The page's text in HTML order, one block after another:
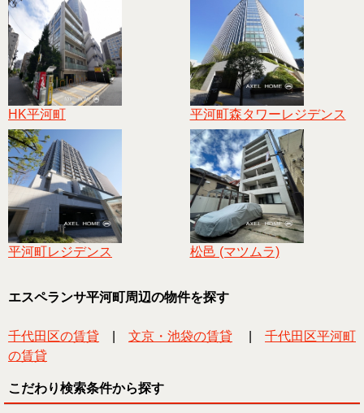
HK平河町 平河町森タワーレジデンス
平河町レジデンス 松邑 (マツムラ)
エスペランサ平河町周辺の物件を探す
千代田区の賃貸 文京・池袋の賃貸
千代田区平河町
の賃貸
こだわり検索条件から探す